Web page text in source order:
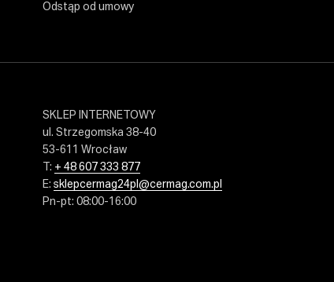
Odstąp od umowy
SKLEP INTERNETOWY
ul. Strzegomska 38-40
53-611 Wrocław
T: + 48 607 333 877
E: sklepcermag24pl@cermag.com.pl
Pn-pt: 08:00-16:00